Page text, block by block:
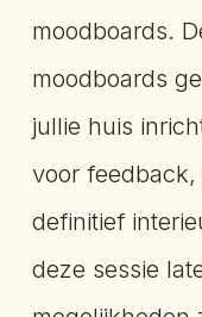
moodboards.
moodboards
jullie huis
voor
definitief
deze sessie